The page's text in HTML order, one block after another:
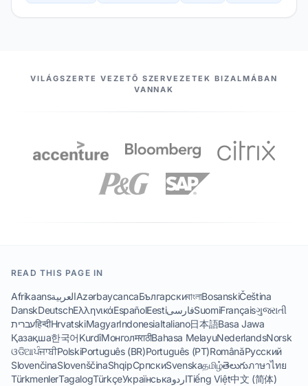
PARTNEREINK
VILÁGSZERTE VEZETŐ SZERVEZETEK BIZALMÁBAN
VANNAK
READ THIS PAGE IN
AfrikaansالعربيةAzərbaycancaБългарскиবাংলাBosanskiČeština
DanskDeutschΕλληνικάEspañolEestiفارسیSuomiFrançaisગુજરાતી
עבריתहिन्दीHrvatskiMagyarIndonesiaItaliano日本語Basa Jawa
Қазақша한국어KurdîМонголमराठीBahasa MelayuNederlandsNorsk
ଓଡିଆਪੰਜਾਬੀPolskiPortuguês (BR)Português (PT)RomânăРусский
SlovenčinaSlovenščinaShqipСрпскиSvenskaதமிழ்తెలుగుภาษาไทย
TürkmenlerTagalogTürkçeУкраїнськаاردوTiếng Việt中文 (简体)